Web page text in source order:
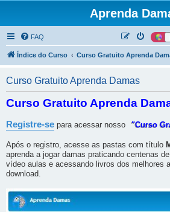
Aprenda
FAQ
Índice do Curso Curso Gratuito Aprenda
Curso Gratuito Aprenda Damas
Curso Gratuito Aprenda
Registre-se para acessar nosso "Curso
Após o registro, acesse as pastas com título
aprenda a jogar damas praticando centenas
vídeo aulas e acessando livros dos melhores
download.